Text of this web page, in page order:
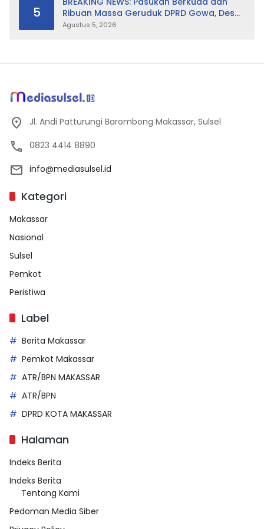
5
Ribuan Massa Geruduk DPRD Gowa, Desak
Cabut Perda LAD
Agustus 5, 2026
Jl. Andi Patturungi Barombong Makassar, Sulsel
0823 4414 8890
info@mediasulsel.id
Kategori
Makassar
Nasional
Sulsel
Pemkot
Peristiwa
Label
Berita Makassar
Pemkot Makassar
ATR/BPN MAKASSAR
ATR/BPN
DPRD KOTA MAKASSAR
Halaman
Indeks Berita
Indeks Berita
Tentang Kami
Pedoman Media Siber